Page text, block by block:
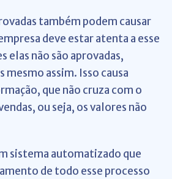
também podem causar
deve estar atenta a esse
elas não são aprovadas,
mesmo assim. Isso causa
que não cruza com o
ou seja, os valores não
sistema automatizado que
de todo esse processo